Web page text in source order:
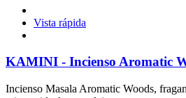
Vista rápida
KAMINI - Incienso Aromatic
Incienso Masala Aromatic Woods,